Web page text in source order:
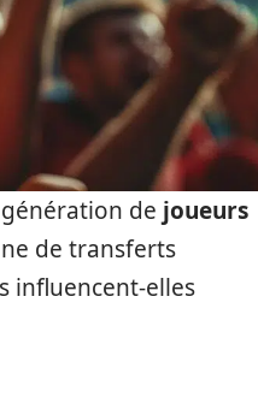
de joueurs
de transferts
influencent-elles